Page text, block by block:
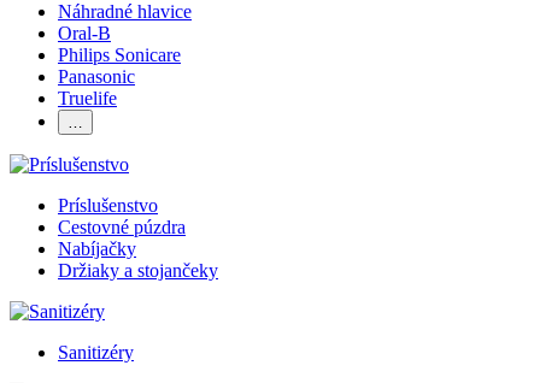
Náhradné hlavice
Oral-B
Philips Sonicare
Panasonic
Truelife
…
Príslušenstvo
Cestovné púzdra
Nabíjačky
Držiaky a stojančeky
Sanitizéry